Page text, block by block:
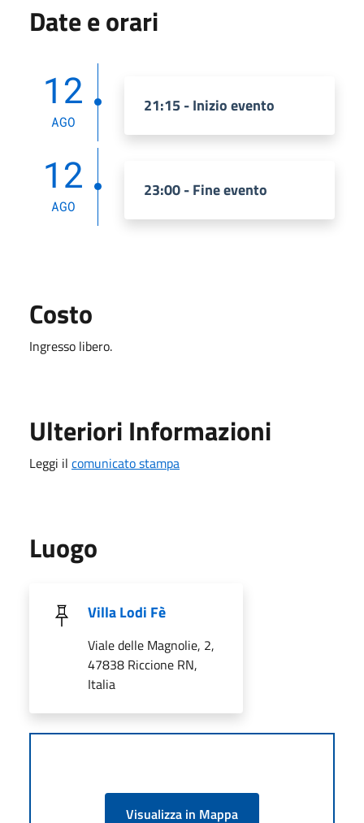
Date e orari
12
AGO
21:15 - Inizio evento
12
AGO
23:00 - Fine evento
Costo
Ingresso libero.
Ulteriori Informazioni
Leggi il comunicato stampa
Luogo
Villa Lodi Fè
Viale delle Magnolie, 2,
47838 Riccione RN,
Italia
Visualizza in Mappa